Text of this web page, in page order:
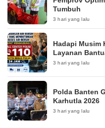
Tumbuh
3 hari yang lalu
Hadapi Musim
Layanan
3 hari yang lalu
Polda Banten
Karhutla 2026
3 hari yang lalu